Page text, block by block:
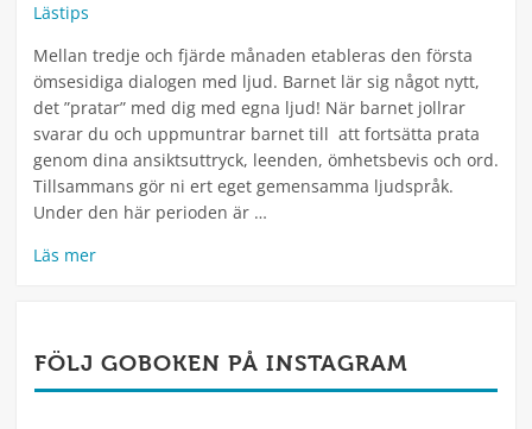
Lästips
Mellan tredje och fjärde månaden etableras den första
ömsesidiga dialogen med ljud. Barnet lär sig något nytt,
det ”pratar” med dig med egna ljud! När barnet jollrar
svarar du och uppmuntrar barnet till att fortsätta prata
genom dina ansiktsuttryck, leenden, ömhetsbevis och ord.
Tillsammans gör ni ert eget gemensamma ljudspråk.
Under den här perioden är …
Läs mer
FÖLJ GOBOKEN PÅ INSTAGRAM